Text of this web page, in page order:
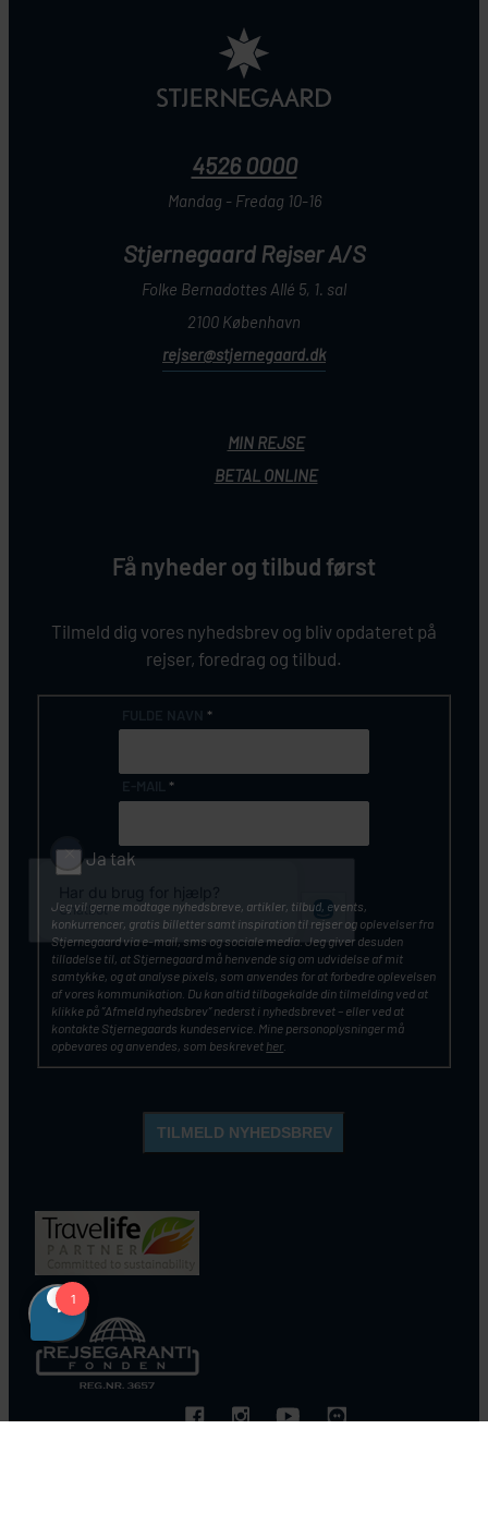
4526 0000
Mandag - Fredag 10-16
Stjernegaard Rejser A/S
Folke Bernadottes Allé 5, 1. sal
2100 København
rejser@stjernegaard.dk
MIN REJSE
BETAL ONLINE
Få nyheder og tilbud først
Tilmeld dig vores nyhedsbrev og bliv opdateret på
rejser, foredrag og tilbud.
*
*
Ja tak
Jeg vil gerne modtage nyhedsbreve, artikler, tilbud, events,
konkurrencer, gratis billetter samt inspiration til rejser og oplevelser fra
Stjernegaard via e-mail, sms og sociale media. Jeg giver desuden
tilladelse til, at Stjernegaard må henvende sig om udvidelse af mit
samtykke, og at analyse pixels, som anvendes for at forbedre oplevelsen
af vores kommunikation. Du kan altid tilbagekalde din tilmelding ved at
klikke på ”Afmeld nyhedsbrev” nederst i nyhedsbrevet – eller ved at
kontakte Stjernegaards kundeservice. Mine personoplysninger må
opbevares og anvendes, som beskrevet her